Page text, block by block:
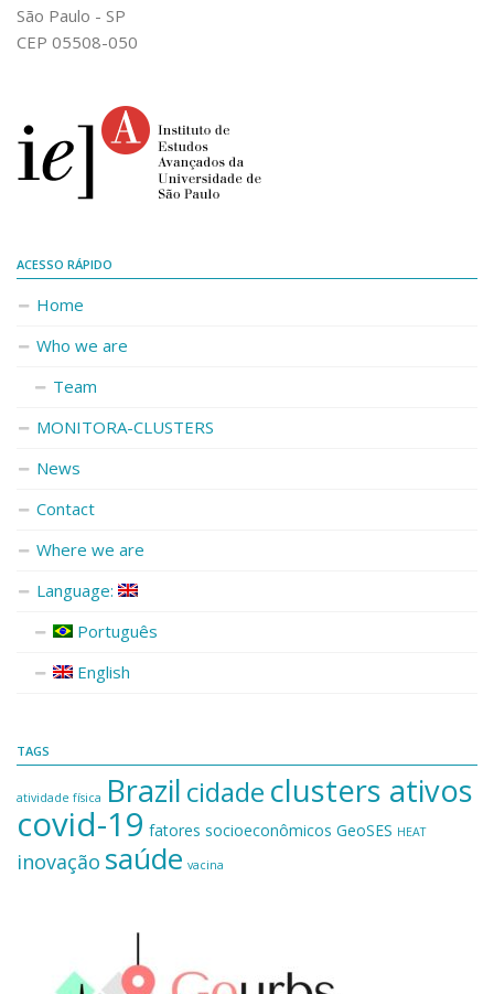
São Paulo - SP
CEP 05508-050
ACESSO RÁPIDO
Home
Who we are
Team
MONITORA-CLUSTERS
News
Contact
Where we are
Language:
Português
English
TAGS
atividade física Brazil cidade clusters ativos
covid-19 fatores socioeconômicos GeoSES HEAT
inovação saúde vacina